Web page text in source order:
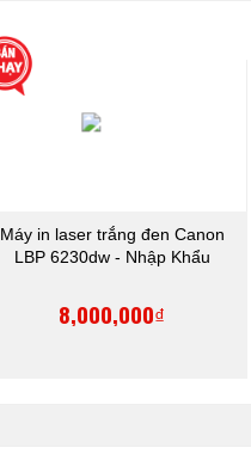
Máy in laser trắng đen Canon
LBP 6230dw - Nhập Khẩu
8,000,000₫